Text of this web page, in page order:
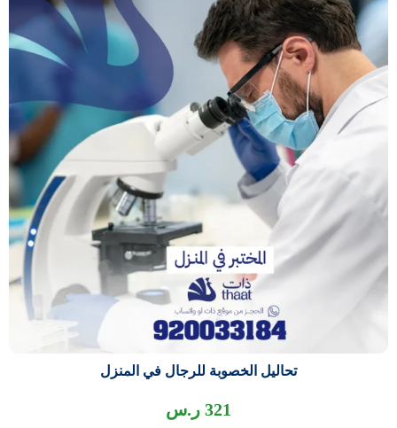
تحاليل الخصوبة للرجال في المنزل
321 ر.س